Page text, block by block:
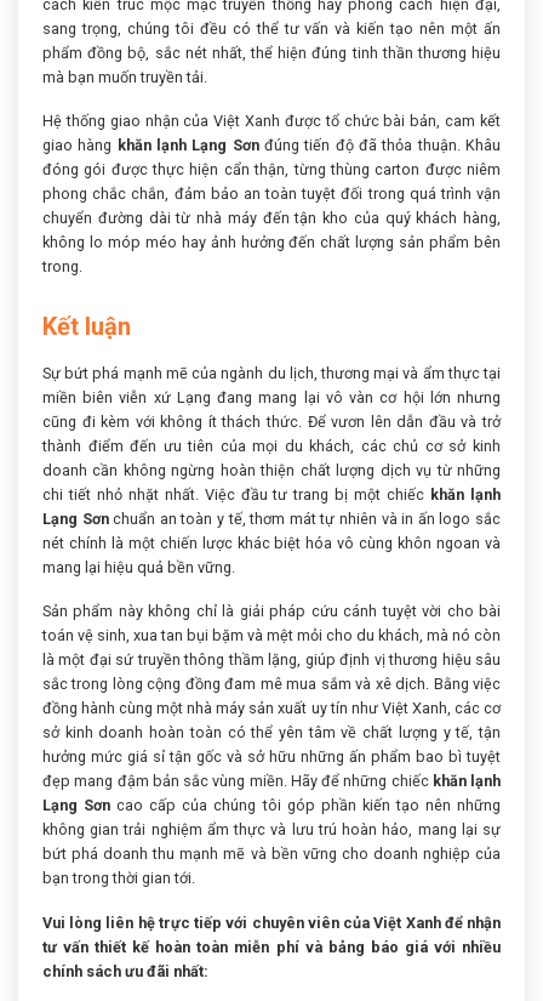
cách kiến trúc mộc mạc truyền thống hay phong cách hiện đại,
sang trọng, chúng tôi đều có thể tư vấn và kiến tạo nên một ấn
phẩm đồng bộ, sắc nét nhất, thể hiện đúng tinh thần thương hiệu
mà bạn muốn truyền tải.
Hệ thống giao nhận của Việt Xanh được tổ chức bài bản, cam kết
giao hàng khăn lạnh Lạng Sơnđúng tiến độ đã thỏa thuận. Khâu
đóng gói được thực hiện cẩn thận, từng thùng carton được niêm
phong chắc chắn, đảm bảo an toàn tuyệt đối trong quá trình vận
chuyển đường dài từ nhà máy đến tận kho của quý khách hàng,
không lo móp méo hay ảnh hưởng đến chất lượng sản phẩm bên
trong.
Kết luận
Sự bứt phá mạnh mẽ của ngành du lịch, thương mại và ẩm thực tại
miền biên viễn xứ Lạng đang mang lại vô vàn cơ hội lớn nhưng
cũng đi kèm với không ít thách thức. Để vươn lên dẫn đầu và trở
thành điểm đến ưu tiên của mọi du khách, các chủ cơ sở kinh
doanh cần không ngừng hoàn thiện chất lượng dịch vụ từ những
chi tiết nhỏ nhặt nhất. Việc đầu tư trang bị một chiếc khăn lạnh
Lạng Sơnchuẩn an toàn y tế, thơm mát tự nhiên và in ấn logo sắc
nét chính là một chiến lược khác biệt hóa vô cùng khôn ngoan và
mang lại hiệu quả bền vững.
Sản phẩm này không chỉ là giải pháp cứu cánh tuyệt vời cho bài
toán vệ sinh, xua tan bụi bặm và mệt mỏi cho du khách, mà nó còn
là một đại sứ truyền thông thầm lặng, giúp định vị thương hiệu sâu
sắc trong lòng cộng đồng đam mê mua sắm và xê dịch. Bằng việc
đồng hành cùng một nhà máy sản xuất uy tín như Việt Xanh, các cơ
sở kinh doanh hoàn toàn có thể yên tâm về chất lượng y tế, tận
hưởng mức giá sỉ tận gốc và sở hữu những ấn phẩm bao bì tuyệt
đẹp mang đậm bản sắc vùng miền. Hãy để những chiếc khăn lạnh
Lạng Sơn cao cấp của chúng tôi góp phần kiến tạo nên những
không gian trải nghiệm ẩm thực và lưu trú hoàn hảo, mang lại sự
bứt phá doanh thu mạnh mẽ và bền vững cho doanh nghiệp của
bạn trong thời gian tới.
Vui lòng liên hệ trực tiếp với chuyên viên của Việt Xanh để nhận
tư vấn thiết kế hoàn toàn miễn phí và bảng báo giá với nhiều
chính sách ưu đãi nhất: